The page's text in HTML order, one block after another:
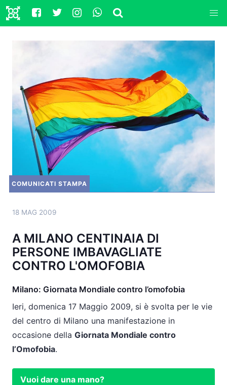
COMUNICATI STAMPA
18 MAG 2009
A MILANO CENTINAIA DI
PERSONE IMBAVAGLIATE
CONTRO L'OMOFOBIA
Milano: Giornata Mondiale contro l’omofobia
Ieri, domenica 17 Maggio 2009, si è svolta per le vie
del centro di Milano una manifestazione in
occasione della Giornata Mondiale contro
l’Omofobia.
Vuoi dare una mano?